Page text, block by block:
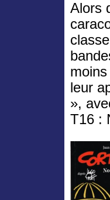
Alors
leur
»,
T16 :